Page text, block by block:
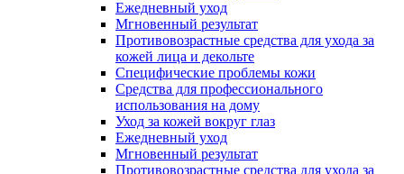
Ежедневный уход
Мгновенный результат
Противовозрастные средства для ухода за
кожей лица и декольте
Специфические проблемы кожи
Средства для профессионального
использования на дому
Уход за кожей вокруг глаз
Ежедневный уход
Мгновенный результат
Противовозрастные средства для ухода за